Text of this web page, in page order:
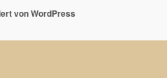
von WordPress